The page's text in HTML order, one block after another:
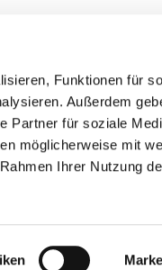
Funktionen für
Außerdem
Partner für soziale
möglicherweise mit
Ihrer Nutzung
17489 Greifswald+49
Impressum